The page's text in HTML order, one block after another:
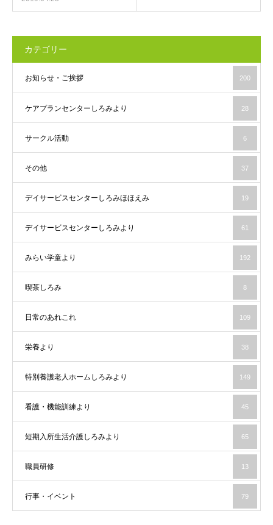
カテゴリー
お知らせ・ご挨拶 200
ケアプランセンターしろみより 28
サークル活動 6
その他 37
デイサービスセンターしろみほほえみ 19
デイサービスセンターしろみより 61
みらい学童より 192
喫茶しろみ 8
日常のあれこれ 109
栄養より 38
特別養護老人ホームしろみより 149
看護・機能訓練より 45
短期入所生活介護しろみより 65
職員研修 13
行事・イベント 79